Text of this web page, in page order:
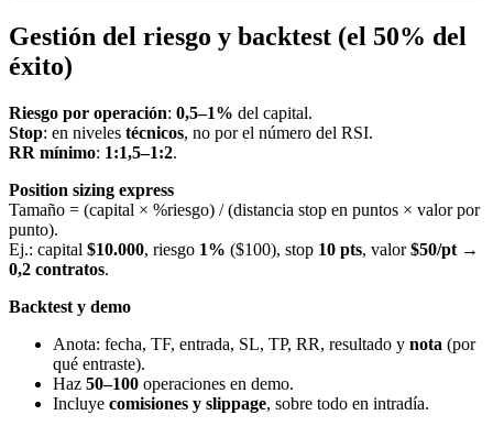
Gestión del riesgo y backtest (el 50% del
éxito)
Riesgo por operación: 0,5–1% del capital.
Stop: en niveles técnicos, no por el número del RSI.
RR mínimo: 1:1,5–1:2.
Position sizing express
Tamaño = (capital × %riesgo) / (distancia stop en puntos × valor por
punto).
Ej.: capital $10.000, riesgo 1% ($100), stop 10 pts, valor$50/pt →
0,2 contratos.
Backtest y demo
Anota: fecha, TF, entrada, SL, TP, RR, resultado y nota (por
qué entraste).
Haz 50–100 operaciones en demo.
Incluye comisiones y slippage, sobre todo en intradía.